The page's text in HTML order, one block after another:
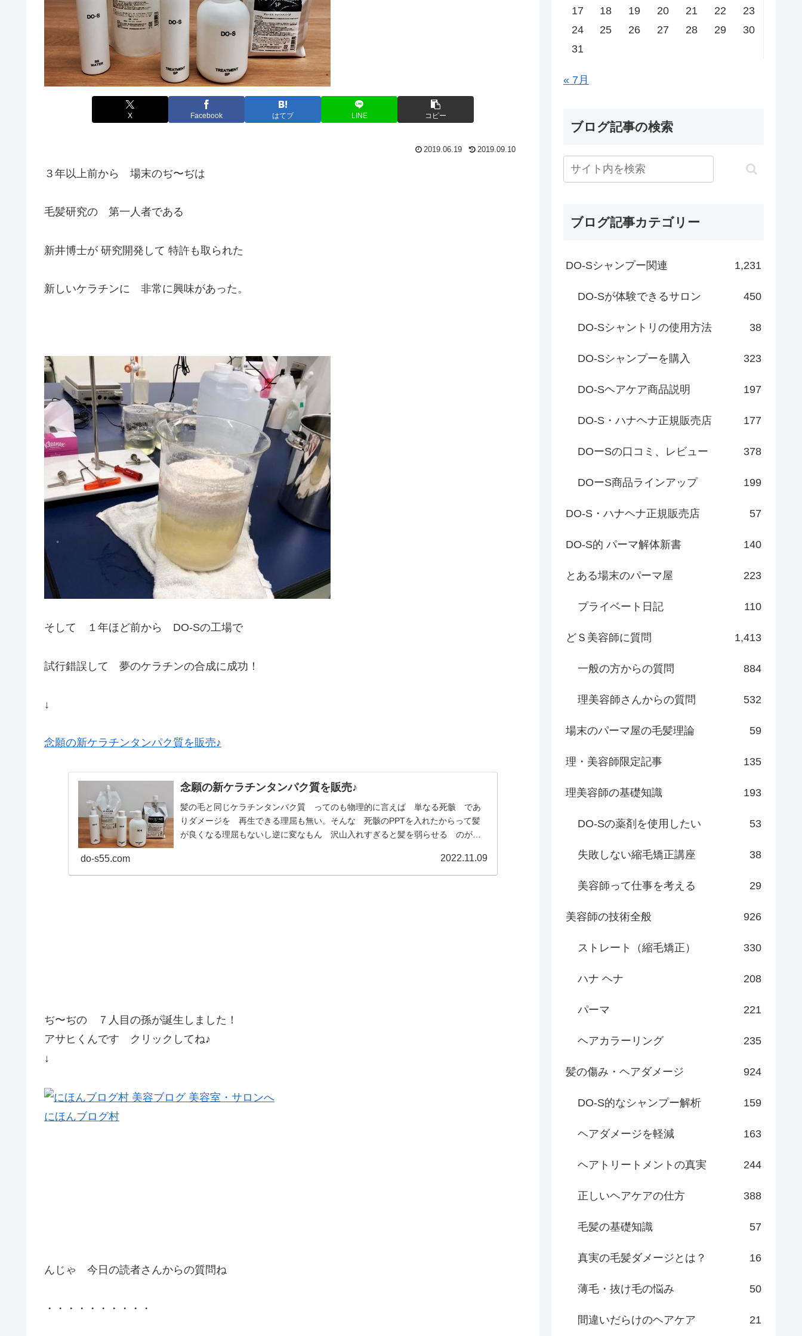
X Facebook はてブ LINE コピー
2019.06.19 2019.09.10
３年以上前から 場末のぢ〜ぢは
毛髪研究の 第一人者である
新井博士が 研究開発して 特許も取られた
新しいケラチンに 非常に興味があった。
そして １年ほど前から DO-Sの工場で
試行錯誤して 夢のケラチンの合成に成功！
↓
念願の新ケラチンタンパク質を販売♪
念願の新ケラチンタンパク質を販売♪
髪の毛と同じケラチンタンパク質 ってのも物理的に言えば 単なる死骸 であ
りダメージを 再生できる理屈も無い。そんな 死骸のPPTを入れたからって髪
が良くなる理屈もないし逆に変なもん 沢山入れすぎると髪を弱らせる のがオ
do-s55.com 2022.11.09
ぢ〜ぢの ７人目の孫が誕生しました！
アサヒくんです クリックしてね♪
↓
にほんブログ村
んじゃ 今日の読者さんからの質問ね
・・・・・・・・・・
17 18 19 20 21 22
23
24
25 26 27 28 29
30
31
« 7月
ブログ記事の検索
ブログ記事カテゴリー
DO-Sシャンプー関連 1,231
DO-Sが体験できるサロン 450
DO-Sシャントリの使用方法 38
DO-Sシャンプーを購入 323
DO-Sヘアケア商品説明 197
DO-S・ハナヘナ正規販売店 177
DOーSの口コミ、レビュー 378
DOーS商品ラインアップ 199
DO-S・ハナヘナ正規販売店 57
DO-S的 パーマ解体新書 140
とある場末のパーマ屋 223
プライベート日記 110
どＳ美容師に質問 1,413
一般の方からの質問 884
理美容師さんからの質問 532
場末のパーマ屋の毛髪理論 59
理・美容師限定記事 135
理美容師の基礎知識 193
DO-Sの薬剤を使用したい 53
失敗しない縮毛矯正講座 38
美容師って仕事を考える 29
美容師の技術全般 926
ストレート（縮毛矯正） 330
ハナ ヘナ 208
パーマ 221
ヘアカラーリング 235
髪の傷み・ヘアダメージ 924
DO-S的なシャンプー解析 159
ヘアダメージを軽減 163
ヘアトリートメントの真実 244
正しいヘアケアの仕方 388
毛髪の基礎知識 57
真実の毛髪ダメージとは？ 16
薄毛・抜け毛の悩み 50
間違いだらけのヘアケア 21